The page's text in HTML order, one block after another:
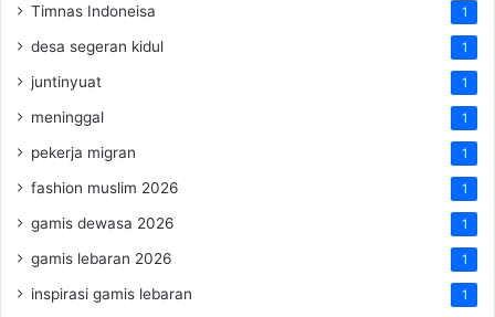
Timnas Indoneisa 1
desa segeran kidul 1
juntinyuat 1
meninggal 1
pekerja migran 1
fashion muslim 2026 1
gamis dewasa 2026 1
gamis lebaran 2026 1
inspirasi gamis lebaran 1